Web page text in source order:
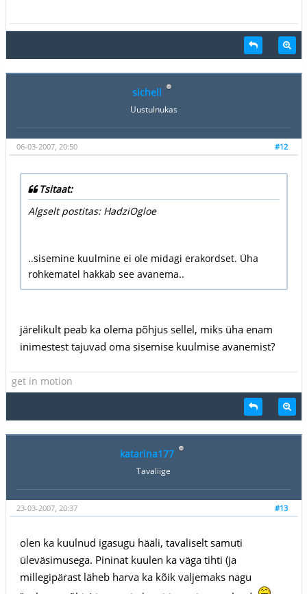
sichell
Uustulnukas
#12
06-03-2007, 20:50
Tsitaat:
Algselt postitas: HadziOgloe
..sisemine kuulmine ei ole midagi erakordset. Üha
rohkematel hakkab see avanema..
järelikult peab ka olema põhjus sellel, miks üha enam
inimestest tajuvad oma sisemise kuulmise avanemist?
get in motion
katarina177
Tavaliige
#13
23-03-2007, 20:37
olen ka kuulnud igasugu hääli, tavaliselt samuti
üleväsimusega. Pininat kuulen ka väga tihti (ja
millegipärast läheb harva ka kõik valjemaks nagu